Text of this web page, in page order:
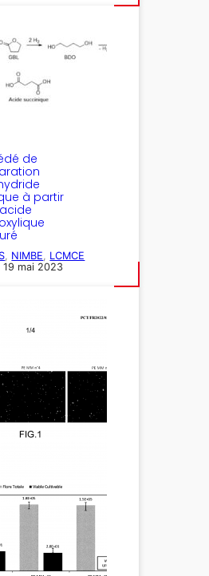
de
à partir
NIMBE
LCMCE
19 mai 2023